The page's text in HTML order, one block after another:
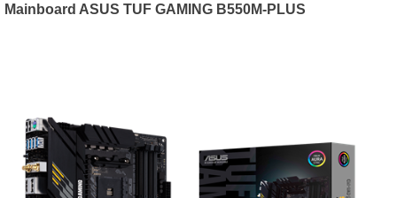
Mainboard ASUS TUF GAMING B550M-PLUS